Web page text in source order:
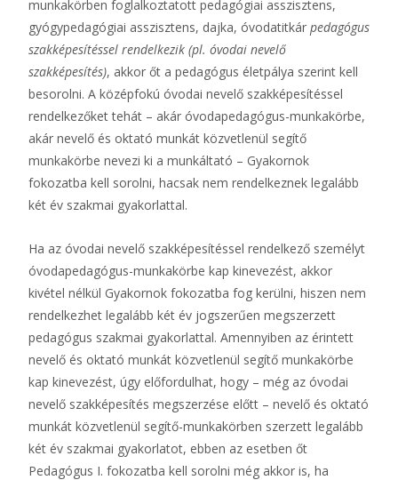
munkakörben foglalkoztatott pedagógiai asszisztens,
gyógypedagógiai asszisztens, dajka, óvodatitkár pedagógus
szakképesítéssel rendelkezik (pl. óvodai nevelő
szakképesítés), akkor őt a pedagógus életpálya szerint kell
besorolni. A középfokú óvodai nevelő szakképesítéssel
rendelkezőket tehát – akár óvodapedagógus-munkakörbe,
akár nevelő és oktató munkát közvetlenül segítő
munkakörbe nevezi ki a munkáltató – Gyakornok
fokozatba kell sorolni, hacsak nem rendelkeznek legalább
két év szakmai gyakorlattal.
Ha az óvodai nevelő szakképesítéssel rendelkező személyt
óvodapedagógus-munkakörbe kap kinevezést, akkor
kivétel nélkül Gyakornok fokozatba fog kerülni, hiszen nem
rendelkezhet legalább két év jogszerűen megszerzett
pedagógus szakmai gyakorlattal. Amennyiben az érintett
nevelő és oktató munkát közvetlenül segítő munkakörbe
kap kinevezést, úgy előfordulhat, hogy – még az óvodai
nevelő szakképesítés megszerzése előtt – nevelő és oktató
munkát közvetlenül segítő-munkakörben szerzett legalább
két év szakmai gyakorlatot, ebben az esetben őt
Pedagógus I. fokozatba kell sorolni még akkor is, ha